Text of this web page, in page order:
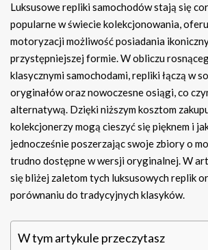
Luksusowe repliki samochodów stają się
popularne w świecie kolekcjonowania,
motoryzacji możliwość posiadania
przystępniejszej formie. W obliczu
klasycznymi samochodami, repliki łączą w
oryginałów oraz nowoczesne osiągi, co
alternatywą. Dzięki niższym kosztom
kolekcjonerzy mogą cieszyć się pięknem i
jednocześnie poszerzając swoje zbiory o
trudno dostępne w wersji oryginalnej. W
się bliżej zaletom tych luksusowych replik
porównaniu do tradycyjnych klasyków.
W tym artykule przeczytasz